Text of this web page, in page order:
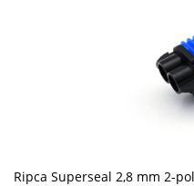
Ripca Superseal 2,8 mm 2-